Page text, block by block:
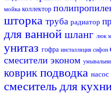
мойка коллектор
шторка труба радиатор
для ванной шланг люк
унитаз гофра инсталляция сифон
смесители эконом
коврик подводка насос
смеситель для